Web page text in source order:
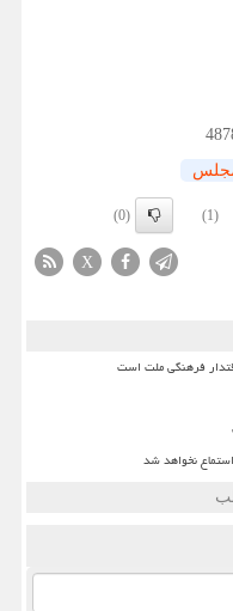
(1)
(0)
X
فرهنگی ملت است
نخواهد شد